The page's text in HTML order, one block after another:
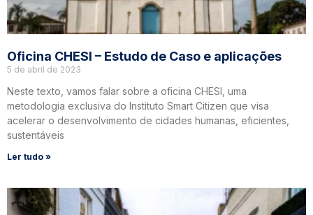
Oficina CHESI – Estudo de Caso e aplicações
5 de abril de 2023
Neste texto, vamos falar sobre a oficina CHESI, uma
metodologia exclusiva do Instituto Smart Citizen que visa
acelerar o desenvolvimento de cidades humanas, eficientes,
sustentáveis
Ler tudo »